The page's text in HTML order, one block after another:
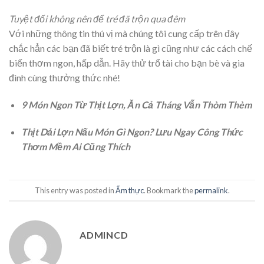
Tuyệt đối không nên để tré đã trộn qua đêm
Với những thông tin thú vị mà chúng tôi cung cấp trên đây
chắc hẳn các bạn đã biết tré trộn là gì cũng như các cách chế
biến thơm ngon, hấp dẫn. Hãy thử trổ tài cho bạn bè và gia
đình cùng thưởng thức nhé!
9 Món Ngon Từ Thịt Lợn, Ăn Cả Tháng Vẫn Thòm Thèm
Thịt Dải Lợn Nấu Món Gì Ngon? Lưu Ngay Công Thức
Thơm Mềm Ai Cũng Thích
This entry was posted inẨm thực. Bookmark thepermalink.
ADMINCD